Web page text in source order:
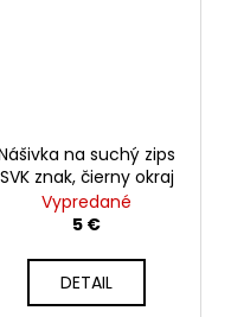
na suchý zips
SVK znak, čierny okraj
Vypredané
5 €
DETAIL